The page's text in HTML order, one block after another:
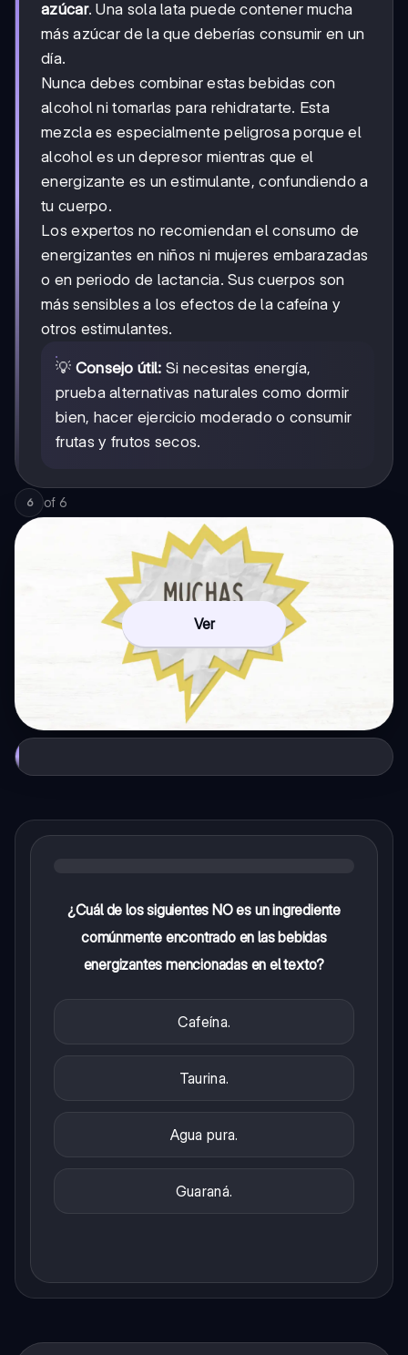
azúcar. Una sola lata puede contener mucha
más azúcar de la que deberías consumir en un
día.
Nunca debes combinar estas bebidas con
alcohol ni tomarlas para rehidratarte. Esta
mezcla es especialmente peligrosa porque el
alcohol es un depresor mientras que el
energizante es un estimulante, confundiendo a
tu cuerpo.
Los expertos no recomiendan el consumo de
energizantes en niños ni mujeres embarazadas
o en periodo de lactancia. Sus cuerpos son
más sensibles a los efectos de la cafeína y
otros estimulantes.
💡 Consejo útil: Si necesitas energía,
prueba alternativas naturales como dormir
bien, hacer ejercicio moderado o consumir
frutas y frutos secos.
6 of 6
Ver
¿Cuál de los siguientes NO es un ingrediente
comúnmente encontrado en las bebidas
energizantes mencionadas en el texto?
Cafeína.
Taurina.
Agua pura.
Guaraná.